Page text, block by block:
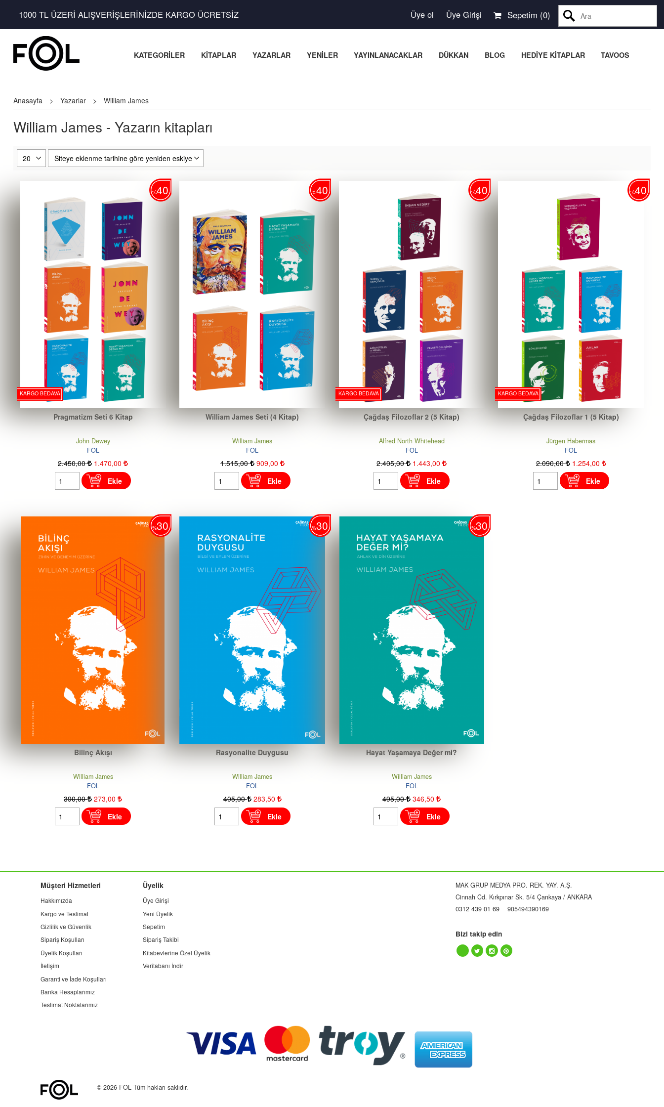
1000 TL ÜZERİ ALIŞVERİŞLERİNİZDE KARGO ÜCRETSİZ Üye ol Üye Girişi Ara
Sepetim (0)
KATEGORİLER KİTAPLAR YAZARLAR YENİLER YAYINLANACAKLAR DÜKKAN BLOG HEDİYE KİTAPLAR TAVOOS
Anasayfa > Yazarlar > William James
William James - Yazarın kitapları
%40
KARGO BEDAVA
Pragmatizm Seti 6 Kitap
John Dewey
FOL
2.450,00 1.470,00
Ekle
%40
William James Seti (4 Kitap)
William James
FOL
1.515,00 909,00
Ekle
%40
KARGO BEDAVA
Çağdaş Filozoflar 2 (5 Kitap)
Alfred North Whitehead
FOL
2.405,00 1.443,00
Ekle
%40
KARGO BEDAVA
Çağdaş Filozoflar 1 (5 Kitap)
Jürgen Habermas
FOL
2.090,00 1.254,00
Ekle
%30
Bilinç Akışı
William James
FOL
390,00 273,00
Ekle
%30
Rasyonalite Duygusu
William James
FOL
405,00 283,50
Ekle
%30
Hayat Yaşamaya Değer mi?
William James
FOL
495,00 346,50
Ekle
Müşteri Hizmetleri
Hakkımızda
Kargo ve Teslimat
Gizlilik ve Güvenlik
Sipariş Koşulları
Üyelik Koşulları
İletişim
Garanti ve İade Koşulları
Banka Hesaplarımız
Teslimat Noktalarımız
Üyelik
Üye Girişi
Yeni Üyelik
Sepetim
Sipariş Takibi
Kitabevlerine Özel Üyelik
Veritabanı İndir
MAK GRUP MEDYA PRO. REK. YAY. A.Ş.
Cinnah Cd. Kırkpınar Sk. 5/4 Çankaya / ANKARA
0312 439 01 69
905494390169
Bizi takip edin
© 2026 FOL Tüm hakları saklıdır.